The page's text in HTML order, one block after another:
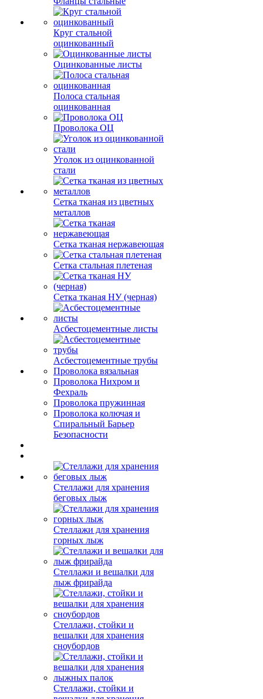
Круг стальной
оцинкованный
Оцинкованные листы
Полоса стальная
оцинкованная
Проволока ОЦ
Уголок из оцинкованной
стали
Сетка тканая из цветных
металлов
Сетка тканая нержавеющая
Сетка стальная плетеная
Сетка тканая НУ (черная)
Асбестоцементные листы
Асбестоцементные трубы
Проволока вязальная
Проволока Нихром и
Фехраль
Проволока пружинная
Проволока колючая и
Спиральный Барьер
Безопасности
Стеллажи для хранения
беговых лыж
Стеллажи для хранения
горных лыж
Стеллажи и вешалки для
лыж фрирайда
Стеллажи, стойки и
вешалки для хранения
сноубордов
Стеллажи, стойки и